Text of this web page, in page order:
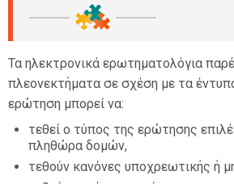
Επικοινωνία
μαθημάτων
Τα ηλεκτρονικά ερωτηματολόγια
πλεονεκτήματα σε σχέση με τα
ερώτηση μπορεί να:
τεθεί ο τύπος της ερώτησης
πληθώρα δομών,
τεθούν κανόνες υποχρεωτικής ή